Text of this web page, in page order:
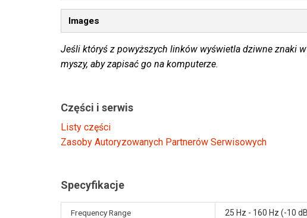
Images
Jeśli któryś z powyższych linków wyświetla dziwne znaki
myszy, aby zapisać go na komputerze.
Części i serwis
Listy części
Zasoby Autoryzowanych Partnerów Serwisowych
Specyfikacje
Frequency Range 25 Hz - 160 Hz (-10